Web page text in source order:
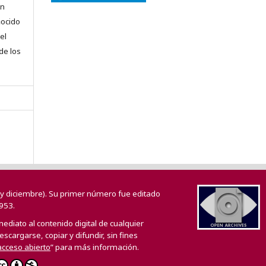
los
diciembre). Su primer número fue editado
al contenido digital de cualquier
copiar y difundir, sin fines
abierto” para más información.